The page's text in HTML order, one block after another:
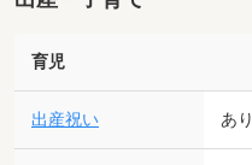
育児
出産祝い あり